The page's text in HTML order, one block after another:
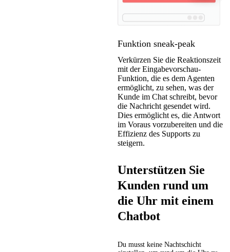
Funktion sneak-peak
Verkürzen Sie die Reaktionszeit
mit der Eingabevorschau-
Funktion, die es dem Agenten
ermöglicht, zu sehen, was der
Kunde im Chat schreibt, bevor
die Nachricht gesendet wird.
Dies ermöglicht es, die Antwort
im Voraus vorzubereiten und die
Effizienz des Supports zu
steigern.
Unterstützen Sie
Kunden rund um
die Uhr mit einem
Chatbot
Du musst keine Nachtschicht